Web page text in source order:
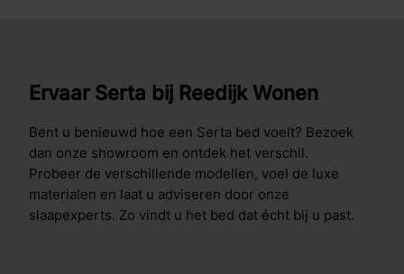
Ervaar Serta bij Reedijk Wonen
Bent u benieuwd hoe een Serta bed voelt? Bezoek
dan onze showroom en ontdek het verschil.
Probeer de verschillende modellen, voel de luxe
materialen en laat u adviseren door onze
slaapexperts. Zo vindt u het bed dat écht bij u past.